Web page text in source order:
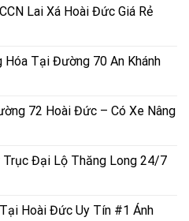
Lai Xá Hoài Đức Giá Rẻ
Hóa Tại Đường 70 An Khánh
72 Hoài Đức – Có Xe Nâng
Trục Đại Lộ Thăng Long 24/7
Hoài Đức Uy Tín #1 Ánh